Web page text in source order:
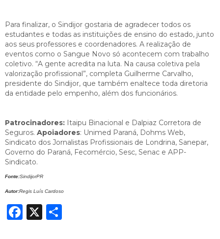
Para finalizar, o Sindijor gostaria de agradecer todos os
estudantes e todas as instituições de ensino do estado, junto
aos seus professores e coordenadores. A realização de
eventos como o Sangue Novo só acontecem com trabalho
coletivo. “A gente acredita na luta. Na causa coletiva pela
valorização profissional”, completa Guilherme Carvalho,
presidente do Sindijor, que também enaltece toda diretoria
da entidade pelo empenho, além dos funcionários.
Patrocinadores: Itaipu Binacional e Dalpiaz Corretora de
Seguros. Apoiadores: Unimed Paraná, Dohms Web,
Sindicato dos Jornalistas Profissionais de Londrina, Sanepar,
Governo do Paraná, Fecomércio, Sesc, Senac e APP-
Sindicato.
Fonte:SindijorPR
Autor:Regis Luís Cardoso
Facebook
X